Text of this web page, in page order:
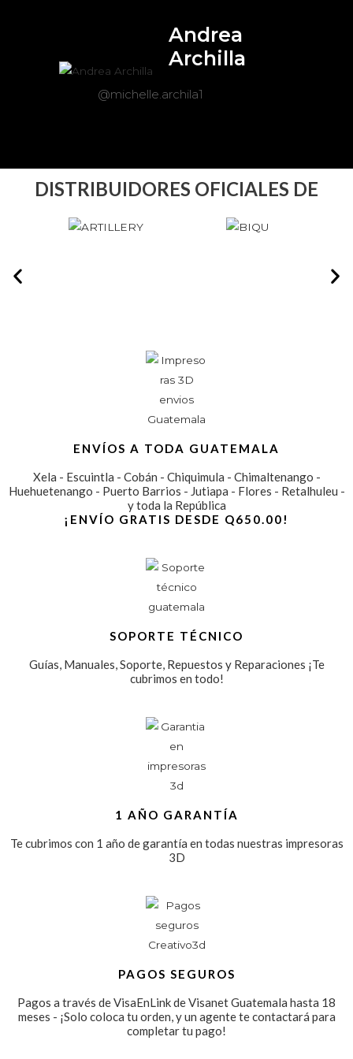
Andrea
Archilla
@michelle.archila1
DISTRIBUIDORES OFICIALES DE
ENVÍOS A TODA GUATEMALA
Xela - Escuintla - Cobán - Chiquimula - Chimaltenango -
Huehuetenango - Puerto Barrios - Jutiapa - Flores - Retalhuleu -
y toda la República
¡ENVÍO GRATIS DESDE Q650.00!
SOPORTE TÉCNICO
Guías, Manuales, Soporte, Repuestos y Reparaciones ¡Te
cubrimos en todo!
1 AÑO GARANTÍA
Te cubrimos con 1 año de garantía en todas nuestras impresoras
3D
PAGOS SEGUROS
Pagos a través de VisaEnLink de Visanet Guatemala hasta 18
meses - ¡Solo coloca tu orden, y un agente te contactará para
completar tu pago!